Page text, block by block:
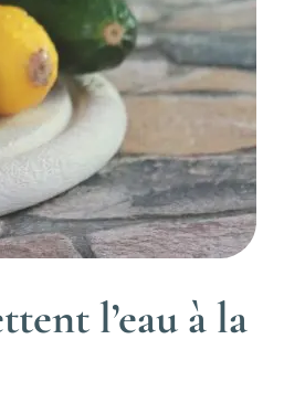
l’eau à la